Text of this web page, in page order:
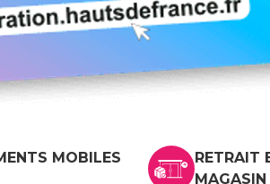
MOBILES
RETRAIT
MAGASIN